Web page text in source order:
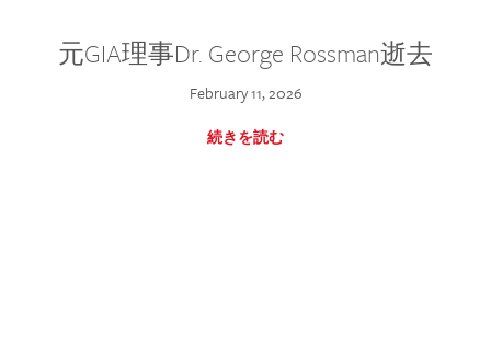
元GIA理事Dr. George Rossman逝去
February 11, 2026
続きを読む